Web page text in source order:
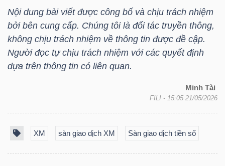
Nội dung bài viết được công bố và chịu trách nhiệm
bởi bên cung cấp. Chúng tôi là đối tác truyền thông,
không chịu trách nhiệm về thông tin được đề cập.
Người đọc tự chịu trách nhiệm với các quyết định
dựa trên thông tin có liên quan.
Minh Tài
FILI - 15:05 21/05/2026
XM sàn giao dịch XM Sàn giao dịch tiền số
NĂNG
VẬT